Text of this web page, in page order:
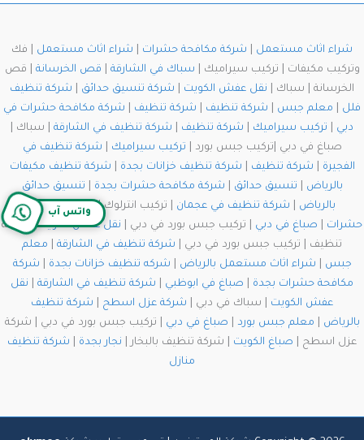
شراء اثاث مستعمل شركة مكافحة حشرات شراء اثاث مستعمل | فك
وتركيب مكيفات | تركيب سيراميك | سباك في الشارقة قص الخرسانة | قص
الخرسانة | سباك | نقل عفش الكويت شركة تنسيق حدائق
شركة تنظيف
فلل
معلم جبس شركة تنظيف شركة تنظيف
شركة مكافحة حشرات في
دبي
تركيب سيراميك شركة تنظيف شركة تنظيف في الشارقة | سباك |
صباغ في دبي |تركيب جبس بورد | تركيب سيراميك
شركة تنظيف في
الفجيرة
شركة تنظيف شركة تنظيف خزانات بجدة
شركة تنظيف مكيفات
بالرياض
تنسيق حدائق شركة مكافحة حشرات بجدة
تنسيق حدائق
بالرياض
شركة تنظيف في عجمان | تركيب انترلوك | شركة مكافحة
حشرات
صباغ في دبي | تركيب جبس بورد في دبي | نقل عفش الكويت| شركة
تنظيف | تركيب جبس بورد في دبي | شركة تنظيف في الشارقة
معلم
جبس
شراء اثاث مستعمل بالرياض شركه تنظيف خزانات بجدة
شركة
مكافحة حشرات بجدة
صباغ في ابوظبي شركة تنظيف في الشارقة
نقل
عفش الكويت | سباك في دبي | شركة عزل اسطح
شركة تنظيف
بالرياض
معلم جبس بورد صباغ في دبي
| تركيب جبس بورد في دبي | شركة
عزل اسطح | صباغ الكويت | شركة تنظيف بالبخار | نجار بجدة
شركة تنظيف
منازل
واتس آب